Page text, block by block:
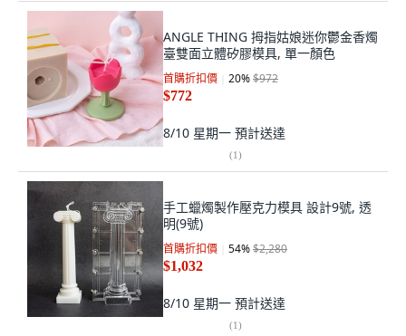
ANGLE THING 拇指姑娘迷你鬱金香燭
臺雙面立體矽膠模具, 單一顏色
首購折扣價 20%$972
$772
8/10 星期一 預計送達
(1)
手工蠟燭製作壓克力模具 設計9號, 透
明(9號)
首購折扣價 54%$2,280
$1,032
8/10 星期一 預計送達
(1)